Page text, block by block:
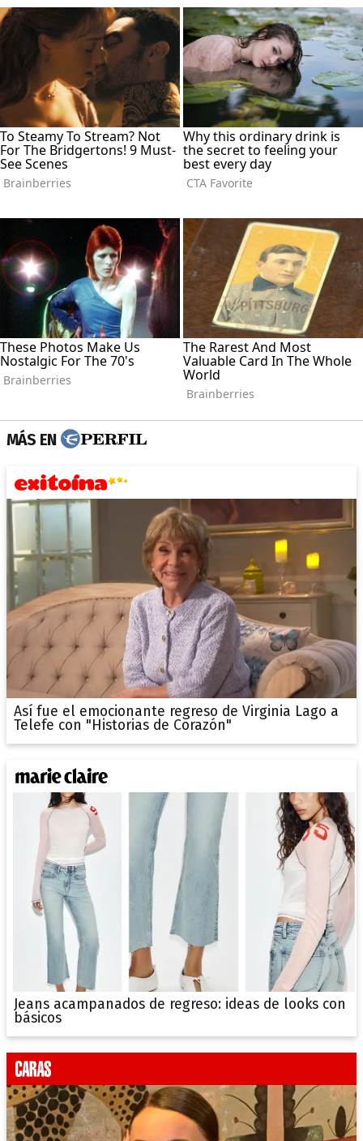
MÁS EN
Así fue el emocionante regreso de Virginia Lago a
Telefe con "Historias de Corazón"
Jeans acampanados de regreso: ideas de looks con
básicos